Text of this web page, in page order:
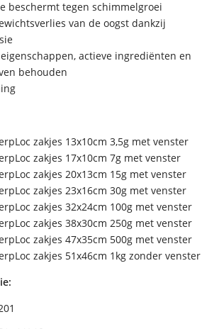
beschermt tegen schimmelgroei
van de oogst dankzij
actieve ingrediënten en
behouden
zakjes 13x10cm 3,5g met venster
zakjes 17x10cm 7g met venster
zakjes 20x13cm 15g met venster
zakjes 23x16cm 30g met venster
zakjes 32x24cm 100g met venster
zakjes 38x30cm 250g met venster
zakjes 47x35cm 500g met venster
zakjes 51x46cm 1kg zonder venster